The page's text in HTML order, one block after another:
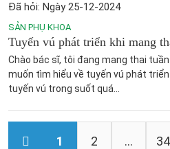
Đã hỏi: Ngày 25-12-2024
SẢN PHỤ KHOA
Tuyến vú phát triển khi mang
Chào bác sĩ, tôi đang mang thai
muốn tìm hiểu về tuyến vú phát
tuyến vú trong suốt quá...
1 2 ... 34